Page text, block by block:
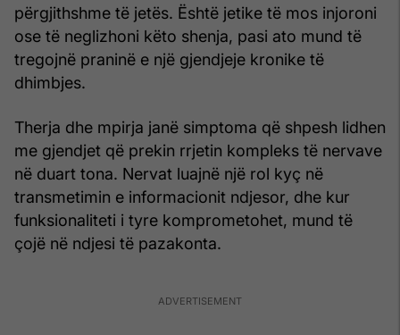
përgjithshme të jetës. Është jetike të mos injoroni
ose të neglizhoni këto shenja, pasi ato mund të
tregojnë praninë e një gjendjeje kronike të
dhimbjes.
Therja dhe mpirja janë simptoma që shpesh lidhen
me gjendjet që prekin rrjetin kompleks të nervave
në duart tona. Nervat luajnë një rol kyç në
transmetimin e informacionit ndjesor, dhe kur
funksionaliteti i tyre komprometohet, mund të
çojë në ndjesi të pazakonta.